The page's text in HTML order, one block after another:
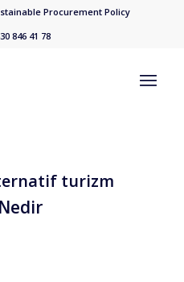
Procurement Policy
846 41 78
turizm